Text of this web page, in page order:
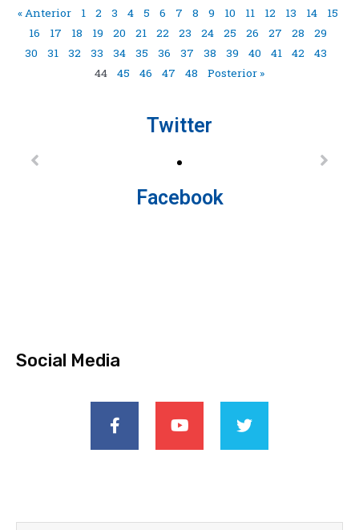
« Anterior 1 2 3 4 5 6 7 8 9 10 11 12 13 14
15
16
17 18 19 20 21 22 23 24 25 26 27 28
29
30
31 32 33 34 35 36 37 38 39 40 41 42
43
44
45 46 47 48 Posterior »
Twitter
Facebook
Social Media